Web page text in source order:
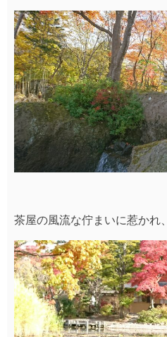
茶屋の風流な佇まいに惹かれ、